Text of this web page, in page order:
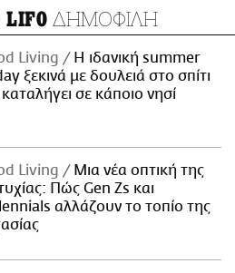
LIFO ΔΗΜΟΦΙΛΗ
Living
Η ιδανική summer
ξεκινά με δουλειά στο σπίτι
καταλήγει σε κάποιο νησί
Living
Μια νέα οπτική της
Πώς Gen Zs και
αλλάζουν το τοπίο της